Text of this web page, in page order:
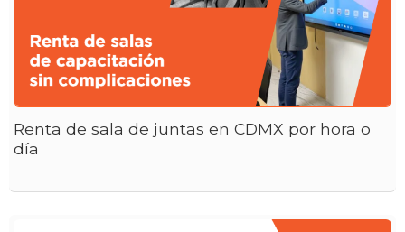
Renta de sala de juntas en CDMX por hora o
día